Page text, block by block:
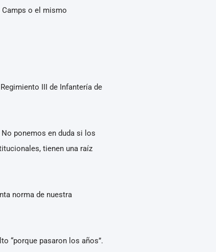
Camps o el mismo
III de Infantería de
ponemos en duda si los
tienen una raíz
norma de nuestra
“porque pasaron los años”.